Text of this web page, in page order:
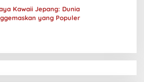
Kawaii Jepang: Dunia
yang Populer